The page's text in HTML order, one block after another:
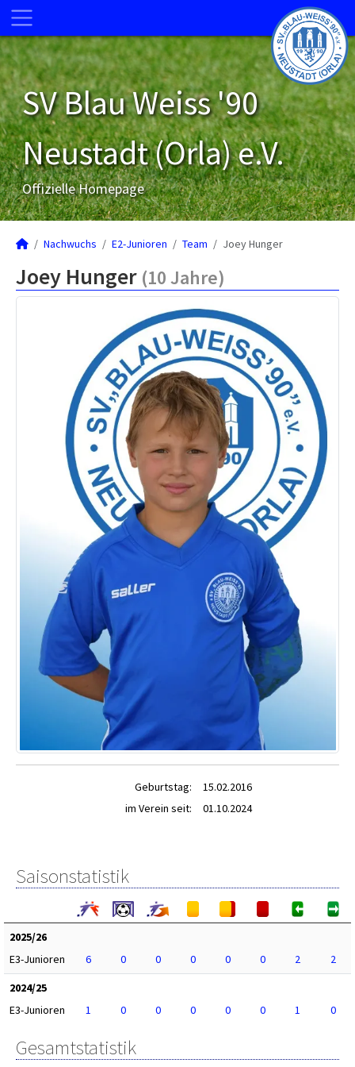
SV Blau Weiss '90
Neustadt (Orla) e.V.
Offizielle Homepage
Nachwuchs E2-Junioren Team Joey Hunger
Joey Hunger (10 Jahre)
Geburtstag:
15.02.2016
im Verein seit:
01.10.2024
Saisonstatistik
2025/26
E3-Junioren
6 0 0 0 0 0 2
2
2024/25
E3-Junioren
1 0 0 0 0 0 1 0
Gesamtstatistik